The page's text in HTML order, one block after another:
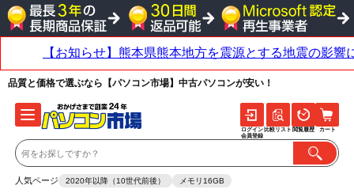
品質と価格で選ぶなら【パソコン市場】中古パソコンが安い！
人気ページ 2020年以降（10世代前後） メモリ16GB
ログイン
会員登録
比較リスト 閲覧履歴 カート